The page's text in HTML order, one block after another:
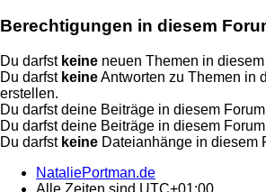
Berechtigungen in diesem
Du darfst keine neuen Themen in
Du darfst keineAntworten zu Themen in
erstellen.
Du darfst deine Beiträge in diesem Forum
Du darfst deine Beiträge in diesem Forum
Du darfst keine Dateianhänge in diesem
NataliePortman.de
Alle Zeiten sind UTC+01:00